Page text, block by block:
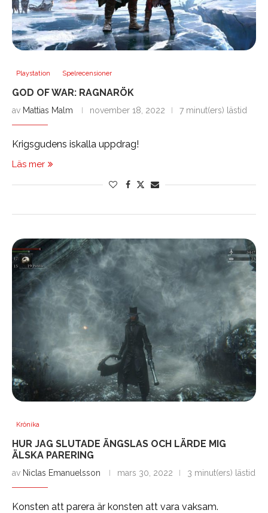
Playstation Spelrecensioner
GOD OF WAR: RAGNARÖK
av Mattias Malm november 18, 2022 7 minut(ers) lästid
Krigsgudens iskalla uppdrag!
Läs mer
Krönika
HUR JAG SLUTADE ÄNGSLAS OCH LÄRDE MIG
ÄLSKA PARERING
av Niclas Emanuelsson mars 30, 2022 3 minut(ers) lästid
Konsten att parera är konsten att vara vaksam.